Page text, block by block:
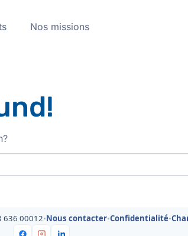
Nos missions
636 00012•Nous contacter•Confidentialité•